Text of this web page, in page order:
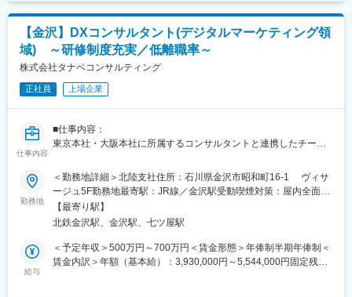
●セミナー
・年間参加者数9900人以上
・経営層から新入社員まで実践的な学びを提供し、人づくりを通
じて企業の持続的成長を支援
■当社について：
1957年を超える日本の経営コンサルティングのパイオニアであ
企業の経営全般を支援しております。
■職務の特徴・魅力：
（1）担当クライアント数は、20～25件程度となります。クライ
アントは大企業～中小企業、個人まで、事業会社・医療法人・歯
科医院・公益法人等、多岐にわたります。
（2）通常の月次・決算業務に加えて、上記のような専門業務に従
事していただくことでステップアップ出来ます。
（3）金沢駅すぐ、きれいなオフィス。通勤しやすい立地です。
■当法人の特徴：
件も提携金融機関からだけでなく、名南Gからの紹介で取得でき
ており、無理な新規営業などがありません。また、グループ内に
行政書士や弁護士など有資格者が多く在籍しているため、業務連
携は勿論、知識の習得がしやすい環境です。今後は企業の創業期
り連携を強めていきます。
【金沢】DXコンサルタント(デジタルマーケティング領
域) ～研修制度充実／低離職率～
株式会社タナベコンサルティング
正社員 上場企業
仕事内容
■仕事内容：
東京本社・大阪本社に所属するコンサルタントと連携したチーム
中小企業まで、クライアントの「マーケティング活動全般」につ
いて、デジタルの活用を中心に、リアルの営業活動も含めた両側
面でマーケティング戦略の策定から実行推進までを複数メンバー
で支援する「チームコンサルティングの提供」と仮説に基づいた
「コンサルティング提案活動」を行います。
【具体的な業務内容】
勤務地
＜勤務地詳細＞北陸支社住所：石川県金沢市昭和町16-1 ヴィサ
ージュ5F勤務地最寄駅：JR線／金沢駅受動喫煙対策：屋内全面禁
煙【最寄り駅】
北鉄金沢駅、金沢駅、七ツ屋駅
給与
＜予定年収＞500万円～700万円＜賃金形態＞年俸制半期年俸制＜
賃金内訳＞年額（基本給）：3,930,000円～5,544,000円固定残業